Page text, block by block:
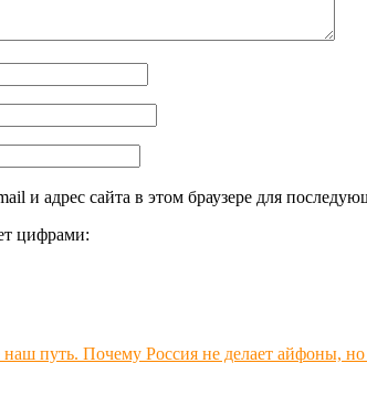
и адрес сайта в этом браузере для
цифрами: